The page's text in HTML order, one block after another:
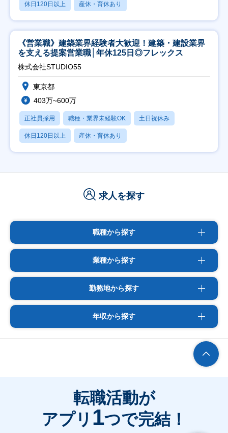
休日120日以上 産休・育休あり
《営業職》建築業界経験者大歓迎！建築・建設業界
を支える提案営業職│年休125日◎フレックス
株式会社STUDIO55
東京都
403万~600万
正社員採用 職種・業界未経験OK 土日祝休み
休日120日以上 産休・育休あり
求人を探す
職種から探す
業種から探す
勤務地から探す
年収から探す
転職活動が
アプリ 1つで完結！